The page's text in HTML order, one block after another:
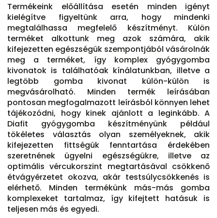
Termékeink előállítása esetén minden igényt
kielégítve figyeltünk arra, hogy mindenki
megtalálhassa megfelelő készítményt. Külön
terméket alkottunk meg azok számára, akik
kifejezetten egészségük szempontjából vásárolnák
meg a terméket, így komplex gyógygomba
kivonatok is találhatóak kínálatunkban, illetve a
legtöbb gomba kivonat külön-külön is
megvásárolható. Minden termék leírásában
pontosan megfogalmazott leírásból könnyen lehet
tájékozódni, hogy kinek ajánlott a leginkább. A
Diafit gyógygomba készítményünk például
tökéletes választás olyan személyeknek, akik
kifejezetten fittségük fenntartása érdekében
szeretnének ügyelni egészségükre, illetve az
optimális vércukorszint megtartásával csökkenő
étvágyérzetet okozva, akár testsúlycsökkenés is
elérhető. Minden termékünk más-más gomba
komplexeket tartalmaz, így kifejtett hatásuk is
teljesen más és egyedi.